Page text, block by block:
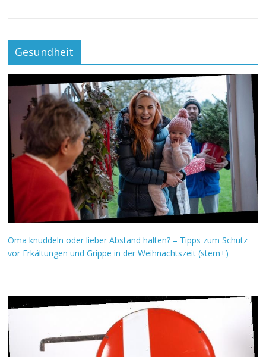
Gesundheit
Oma knuddeln oder lieber Abstand halten? – Tipps zum Schutz
vor Erkältungen und Grippe in der Weihnachtszeit (stern+)